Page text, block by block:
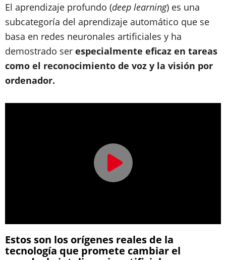
El aprendizaje profundo (deep learning) es una
subcategoría del aprendizaje automático que se
basa en redes neuronales artificiales y ha
demostrado ser especialmente eficaz en tareas
como el reconocimiento de voz y la visión por
ordenador.
Estos son los orígenes reales de la
tecnología que promete cambiar el